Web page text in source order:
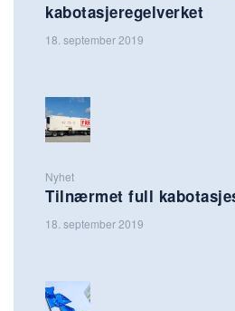
kabotasjeregelverket
18. september 2019
Nyhet
Tilnærmet full
18. september 2019